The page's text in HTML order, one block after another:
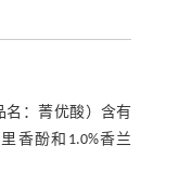
名：菁优酸）含有
香酚和1.0%香兰